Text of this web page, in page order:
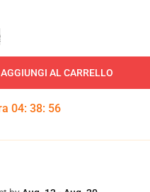
AGGIUNGI AL CARRELLO
04: 38: 55